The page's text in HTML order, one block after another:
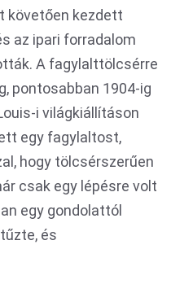
követően kezdett
az ipari forradalom
A fagylalttölcsérre
pontosabban 1904-ig
i világkiállításon
egy fagylaltost,
hogy tölcsérszerűen
csak egy lépésre volt
egy gondolattól
és